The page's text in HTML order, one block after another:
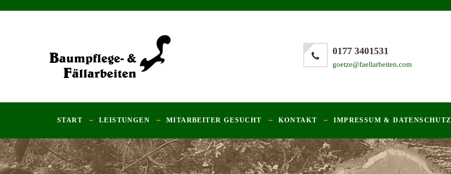
0177 3401531
goetze@faellarbeiten.com
START LEISTUNGEN MITARBEITER GESUCHT KONTAKT IMPRESSUM & DATENSCHUTZ